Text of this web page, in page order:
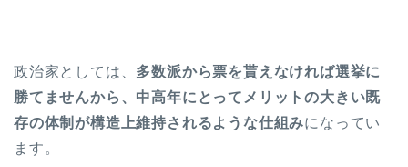
政治家としては、 多数派から票を貰えなければ選挙に
勝てませんから、中高年にとってメリットの大きい既
存の体制が構造上維持されるような仕組みになってい
ます。